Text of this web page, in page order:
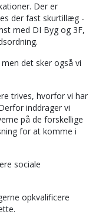
Der er
der fast skurtillæg -
med DI Byg og 3F,
det sker også vi
trives, hvorfor vi har
inddrager vi
på de forskellige
for at komme i
sociale
opkvalificere